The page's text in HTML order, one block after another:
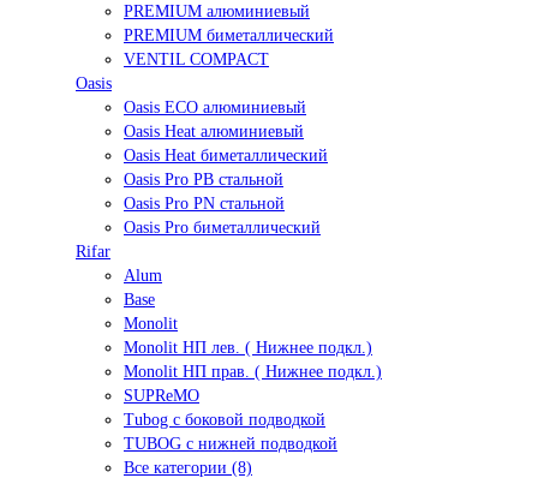
PREMIUM алюминиевый
PREMIUM биметаллический
VENTIL COMPACT
Oasis
Oasis ECO алюминиевый
Oasis Heat алюминиевый
Oasis Heat биметаллический
Oasis Pro PB стальной
Oasis Pro PN стальной
Oasis Pro биметаллический
Rifar
Alum
Base
Monolit
Monolit НП лев. ( Нижнее подкл.)
Monolit НП прав. ( Нижнее подкл.)
SUPReMO
Tubog с боковой подводкой
TUBOG с нижней подводкой
Все категории (8)